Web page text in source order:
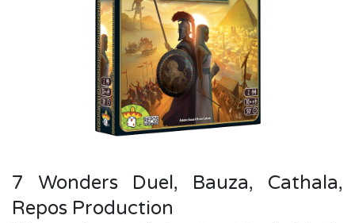
7 Wonders Duel, Bauza, Cathala,
Repos Production